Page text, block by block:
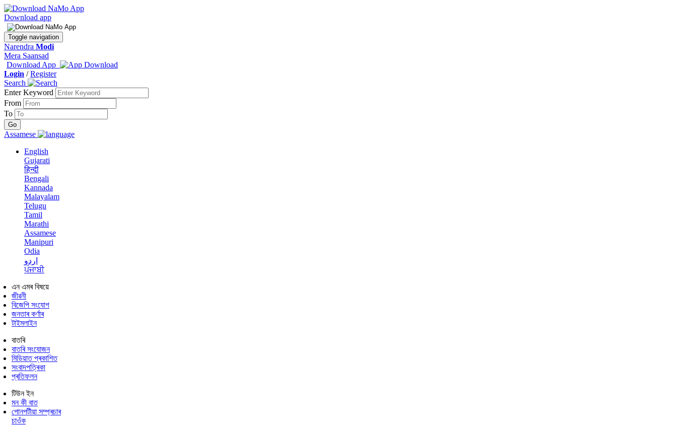
Download app
Toggle navigation
Narendra Modi
Mera Saansad
Download App
Login /Register
Search
Enter Keyword
From
To
Assamese
English
Gujarati
हिन्दी
Bengali
Kannada
Malayalam
Telugu
Tamil
Marathi
Assamese
Manipuri
Odia
اردو
ਪੰਜਾਬੀ
এন এমৰ বিষয়ে
জীৱনী
বিজেপি সংযোগ
জনতাৰ কৰ্ণাৰ
টাইমলাইন
বাতৰি
বাতৰি সংযোজন
মিডিয়াত প্ৰকাশিত
সংবাদপত্ৰিকা
প্ৰতিফলন
টিউন ইন
মন কী বাত
পোনপটীয়া সম্প্ৰচাৰ
চাওঁক